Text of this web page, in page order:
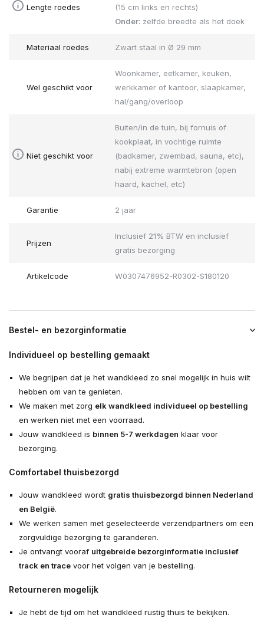
Lengte roedes
(15 cm links en rechts)
Onder: zelfde breedte als het doek
Materiaal roedes Zwart staal in Ø 29 mm
Wel geschikt voor
Woonkamer, eetkamer, keuken,
werkkamer of kantoor, slaapkamer,
hal/gang/overloop
Niet geschikt voor
Buiten/in de tuin, bij fornuis of
kookplaat, in vochtige ruimte
(badkamer, zwembad, sauna, etc),
nabij extreme warmtebron (open
haard, kachel, etc)
Garantie 2 jaar
Prijzen
Inclusief 21% BTW en inclusief
gratis bezorging
Artikelcode W0307476952-R0302-S180120
Bestel- en bezorginformatie
Individueel op bestelling gemaakt
We begrijpen dat je het wandkleed zo snel mogelijk in huis wilt
hebben om van te genieten.
We maken met zorg elk wandkleed individueel op bestelling
en werken niet met een voorraad.
Jouw wandkleed is binnen 5-7 werkdagen klaar voor
bezorging.
Comfortabel thuisbezorgd
Jouw wandkleed wordt gratis thuisbezorgd binnen Nederland
en België.
We werken samen met geselecteerde verzendpartners om een
zorgvuldige bezorging te garanderen.
Je ontvangt vooraf uitgebreide bezorginformatie inclusief
track en tracevoor het volgen van je bestelling.
Retourneren mogelijk
Je hebt de tijd om het wandkleed rustig thuis te bekijken.